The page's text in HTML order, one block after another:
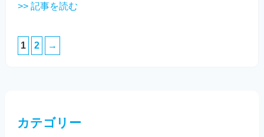
>> 記事を読む
1 2 →
カテゴリー